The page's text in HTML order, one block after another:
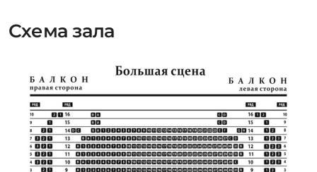
Схема зала